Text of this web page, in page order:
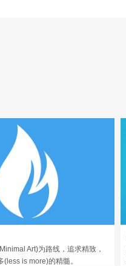
Art)为路线，追求精致，
(less is more)的精髓。